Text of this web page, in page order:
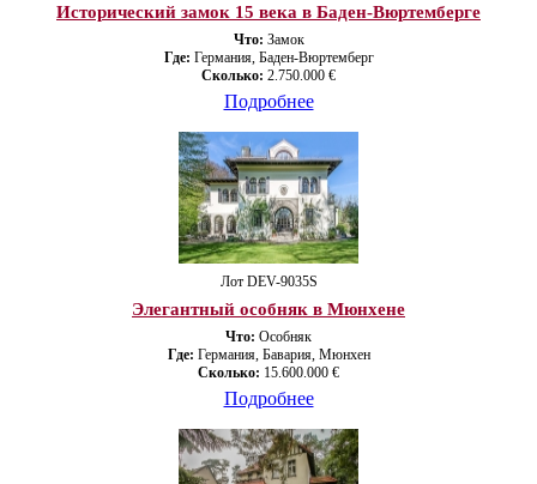
Исторический замок 15 века в Баден-Вюртемберге
Что: Замок
Где: Германия, Баден-Вюртемберг
Сколько: 2.750.000 €
Подробнее
Лот DEV-9035S
Элегантный особняк в Мюнхене
Что: Особняк
Где: Германия, Бавария, Мюнхен
Сколько: 15.600.000 €
Подробнее